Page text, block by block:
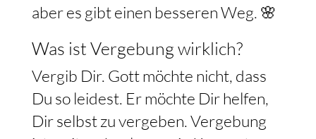
aber es gibt einen besseren Weg. 🌸
Was ist Vergebung wirklich?
Vergib Dir. Gott möchte nicht, dass
Du so leidest. Er möchte Dir helfen,
Dir selbst zu vergeben. Vergebung